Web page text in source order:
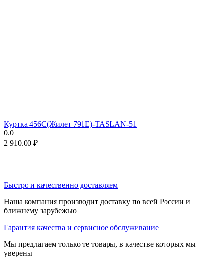
Куртка 456C(Жилет 791E)-TASLAN-51
0.0
2 910.00 ₽
Быстро и качественно доставляем
Наша компания производит доставку по всей России и
ближнему зарубежью
Гарантия качества и сервисное обслуживание
Мы предлагаем только те товары, в качестве которых мы
уверены